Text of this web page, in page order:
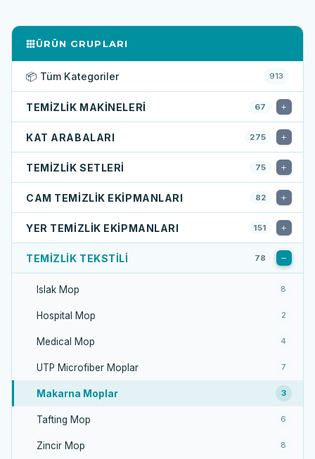
ÜRÜN GRUPLARI
📦 Tüm Kategoriler 913
TEMIZLIK MAKINELERI 67
KAT ARABALARI 275
TEMIZLIK SETLERI 75
CAM TEMIZLIK EKIPMANLARI 82
YER TEMIZLIK EKIPMANLARI 151
TEMIZLIK TEKSTILI 78
Islak Mop 8
Hospital Mop 2
Medical Mop 4
UTP Microfiber Moplar 7
Makarna Moplar 3
Tafting Mop 6
Zincir Mop 8